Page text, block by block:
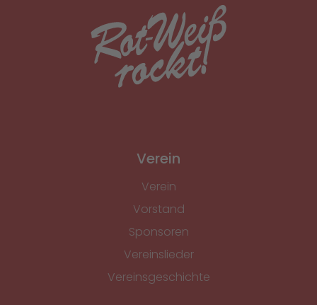
Verein
Verein
Vorstand
Sponsoren
Vereinslieder
Vereinsgeschichte